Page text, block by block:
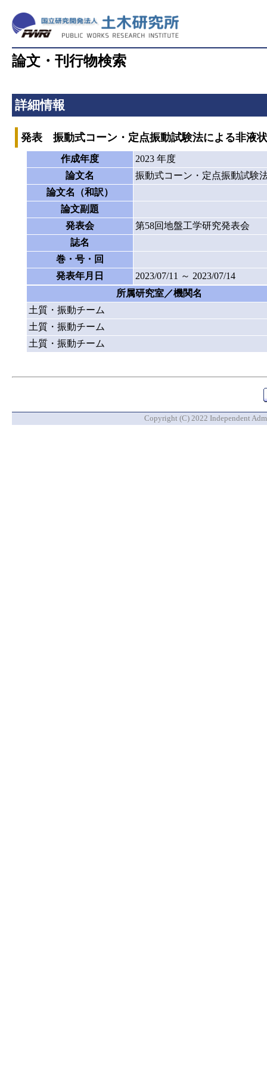
論文・刊行物検索
詳細情報
発表 振動式コーン・定点振動試験法による非液
作成年度
2023 年度
論文名
振動式コーン・定点振動試験
論文名（和訳）
論文副題
発表会
第58回地盤工学研究発表会
誌名
巻・号・回
発表年月日
2023/07/11 ～ 2023/07/14
所属研究室／機関名
土質・振動チーム
土質・振動チーム
土質・振動チーム
Copyright (C) 2022 Independent